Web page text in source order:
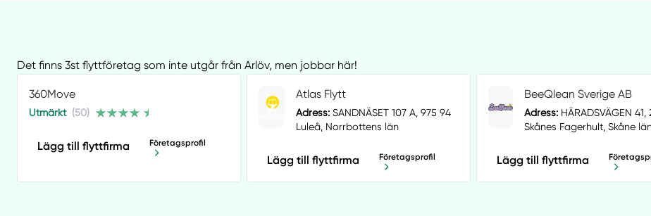
Det finns 3st flyttföretag som inte utgår från Arlöv, men jobbar här!
360Move
Utmärkt (50)
Lägg till flyttfirma Företagsprofil
Atlas Flytt
Adress: SANDNÄSET 107 A, 975 94
Luleå, Norrbottens län
Lägg till flyttfirma Företagsprofil
BeeQlean Sverige AB
Adress:HÄRADSVÄGEN 41,
Skånes Fagerhult, Skåne
Lägg till flyttfirma